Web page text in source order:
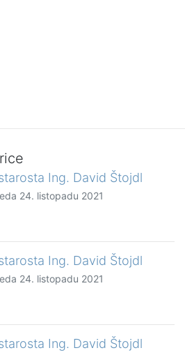
Ing. David Štojdl
24. listopadu 2021
Ing. David Štojdl
24. listopadu 2021
Ing. David Štojdl